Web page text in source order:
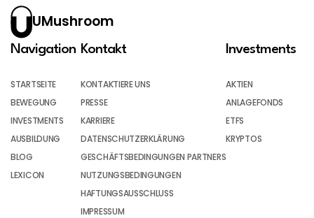
UMushroom
Navigation
STARTSEITE
BEWEGUNG
INVESTMENTS
AUSBILDUNG
BLOG
LEXICON
Kontakt
KONTAKTIERE UNS
PRESSE
KARRIERE
DATENSCHUTZERKLÄRUNG
GESCHÄFTSBEDINGUNGEN PARTNERS
NUTZUNGSBEDINGUNGEN
HAFTUNGSAUSSCHLUSS
IMPRESSUM
Investments
AKTIEN
ANLAGEFONDS
ETFS
KRYPTOS